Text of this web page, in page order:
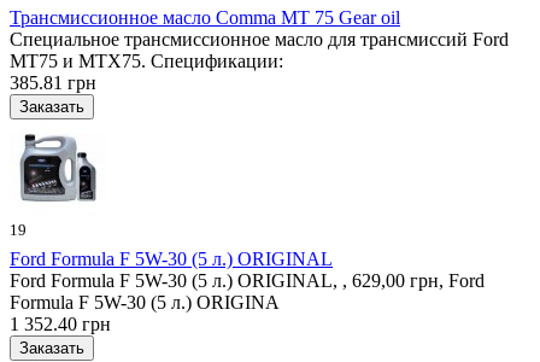
Трансмиссионное масло Comma MT 75 Gear oil
Специальное трансмиссионное масло для трансмиссий Ford
MT75 и MTX75. Спецификации:
385.81 грн
19
Ford Formula F 5W-30 (5 л.) ORIGINAL
Ford Formula F 5W-30 (5 л.) ORIGINAL, , 629,00 грн, Ford
Formula F 5W-30 (5 л.) ORIGINA
1 352.40 грн